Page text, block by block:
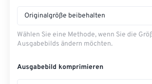
Originalgröße beibehalten
Wählen Sie eine Methode, wenn Sie die
Ausgabebilds ändern möchten.
Ausgabebild komprimieren